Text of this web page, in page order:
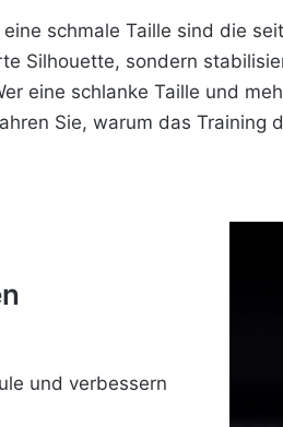
schmale Taille sind die
Silhouette, sondern
eine schlanke Taille und
Sie, warum das Training
und verbessern